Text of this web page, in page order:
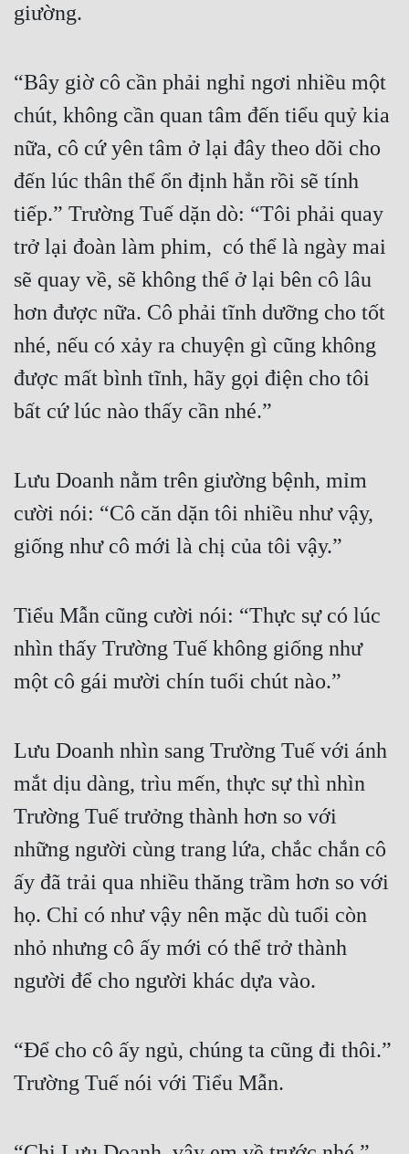
giường.
“Bây giờ cô cần phải nghỉ ngơi nhiều một
chút, không cần quan tâm đến tiểu quỷ kia
nữa, cô cứ yên tâm ở lại đây theo dõi cho
đến lúc thân thể ổn định hẳn rồi sẽ tính
tiếp.” Trường Tuế dặn dò: “Tôi phải quay
trở lại đoàn làm phim,  có thể là ngày mai
sẽ quay về, sẽ không thể ở lại bên cô lâu
hơn được nữa. Cô phải tĩnh dưỡng cho tốt
nhé, nếu có xảy ra chuyện gì cũng không
được mất bình tĩnh, hãy gọi điện cho tôi
bất cứ lúc nào thấy cần nhé.”
Lưu Doanh nằm trên giường bệnh, mỉm
cười nói: “Cô căn dặn tôi nhiều như vậy,
giống như cô mới là chị của tôi vậy.”
Tiểu Mẫn cũng cười nói: “Thực sự có lúc
nhìn thấy Trường Tuế không giống như
một cô gái mười chín tuổi chút nào.”
Lưu Doanh nhìn sang Trường Tuế với ánh
mắt dịu dàng, trìu mến, thực sự thì nhìn
Trường Tuế trưởng thành hơn so với
những người cùng trang lứa, chắc chắn cô
ấy đã trải qua nhiều thăng trầm hơn so với
họ. Chỉ có như vậy nên mặc dù tuổi còn
nhỏ nhưng cô ấy mới có thể trở thành
người để cho người khác dựa vào.
“Để cho cô ấy ngủ, chúng ta cũng đi thôi.”
Trường Tuế nói với Tiểu Mẫn.